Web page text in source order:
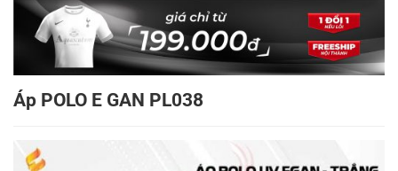
Áp POLO E GAN PL038